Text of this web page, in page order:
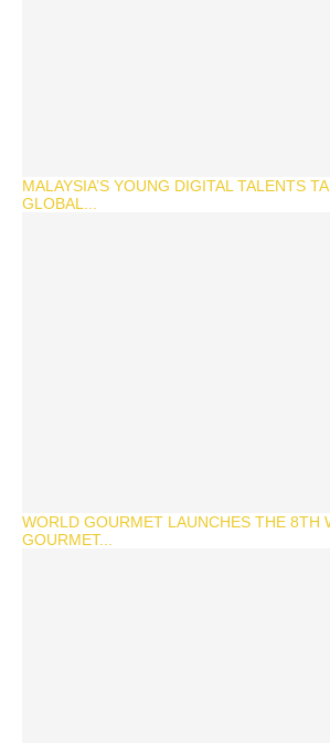
MALAYSIA’S YOUNG DIGITAL TALENTS
GLOBAL...
WORLD GOURMET LAUNCHES THE 8TH
GOURMET...